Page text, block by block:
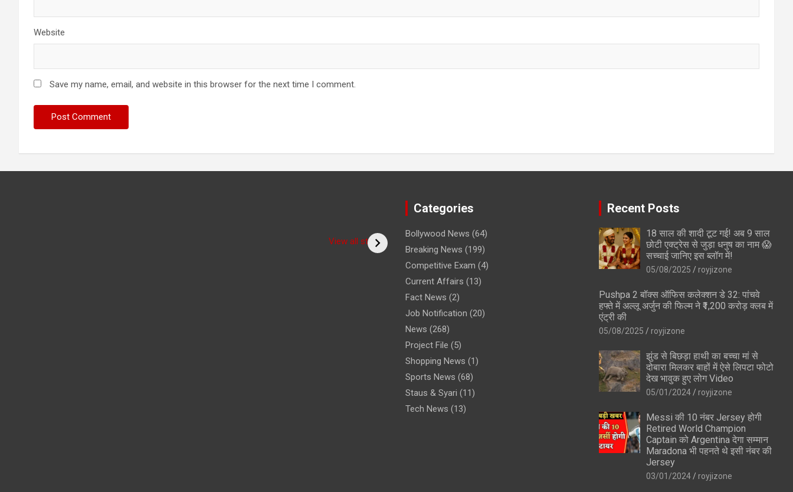
Website
Save my name, email, and website in this browser for the next time I comment.
View all stories
(Bitiya) बिटिया
/ 5 Ways to
Overcome Shyness
Roy Ji Zone
दिन में ज्यादा सोने वाले
जरूर पढ़ें / Those who
sleep more during
the day must read
जिंदगी बदलने के 5 नियम /
5 Rules To Change
Life
Categories
Bollywood News (64)
Breaking News (199)
Competitive Exam (4)
Current Affairs (13)
Fact News (2)
Job Notification (20)
News (268)
Project File (5)
Shopping News (1)
Sports News (68)
Staus & Syari (11)
Tech News (13)
Recent Posts
18 साल की शादी टूट गई! अब 9 साल
छोटी एक्ट्रेस से जुड़ा धनुष का नाम 😱
सच्चाई जानिए इस ब्लॉग में!
05/08/2025 royjizone
Pushpa 2 बॉक्स ऑफिस कलेक्शन डे 32: पांचवे
हफ्ते में अल्लू अर्जुन की फिल्म ने ₹1,200 करोड़ क्लब में
एंट्री की
05/08/2025 royjizone
झुंड से बिछड़ा हाथी का बच्चा मां से
दोबारा मिलकर बाहों में ऐसे लिपटा फोटो
देख भावुक हुए लोग Video
05/01/2024 royjizone
Messi की 10 नंबर Jersey होगी
Retired World Champion
Captain को Argentina देगा सम्मान
Maradona भी पहनते थे इसी नंबर की
Jersey
03/01/2024 royjizone